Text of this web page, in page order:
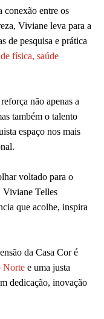
conexão entre os
Viviane leva para a
de pesquisa e prática
física, saúde
não apenas a
também o talento
espaço nos mais
voltado para o
Viviane Telles
que acolhe, inspira
da Casa Cor é
Norte e uma justa
dedicação, inovação